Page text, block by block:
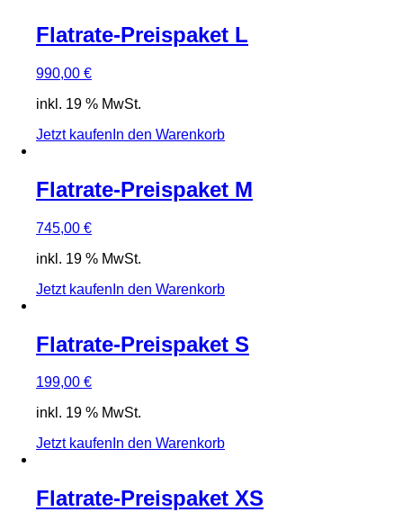
Flatrate-Preispaket L
990,00 €
inkl. 19 % MwSt.
Jetzt kaufen In den Warenkorb
Flatrate-Preispaket M
745,00 €
inkl. 19 % MwSt.
Jetzt kaufen In den Warenkorb
Flatrate-Preispaket S
199,00 €
inkl. 19 % MwSt.
Jetzt kaufen In den Warenkorb
Flatrate-Preispaket XS